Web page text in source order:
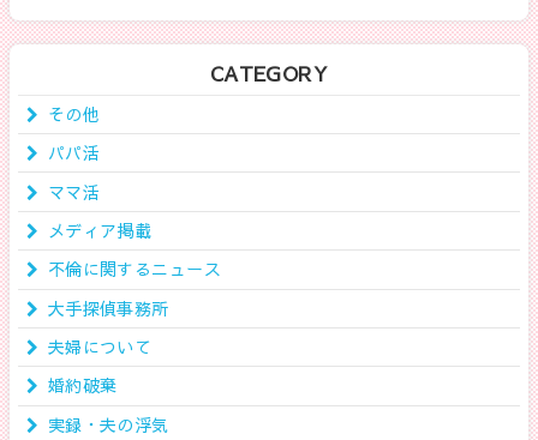
CATEGORY
その他
パパ活
ママ活
メディア掲載
不倫に関するニュース
大手探偵事務所
夫婦について
婚約破棄
実録・夫の浮気